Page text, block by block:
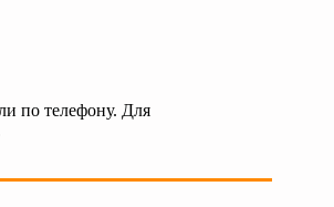
по телефону. Для